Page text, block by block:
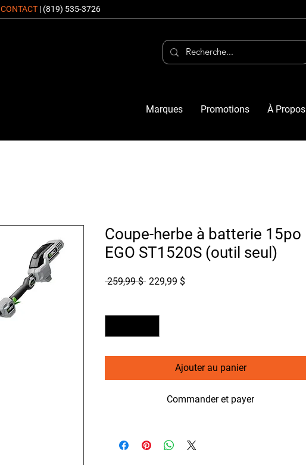
CONTACT | (819) 535-3726
Marques Promotions À Propos
Coupe-herbe à batterie 15po
EGO ST1520S (outil seul)
259,99 $ Prix
229,99 $Prix
Ajouter au panier
Commander et payer